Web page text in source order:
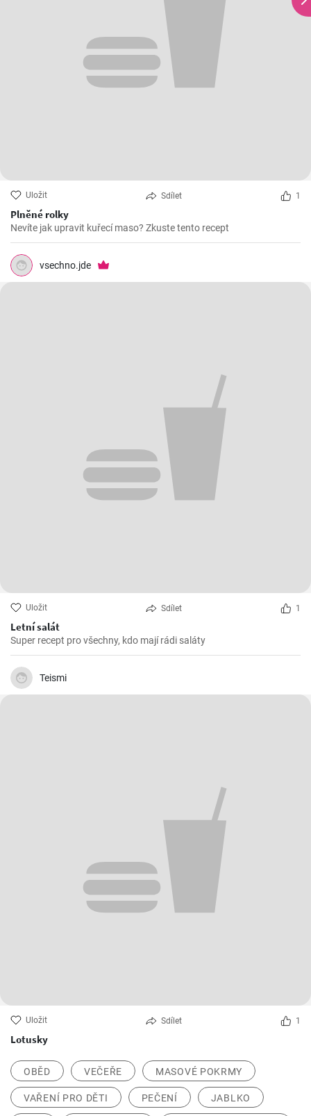
Uložit Sdílet 1
Plněné rolky
Nevíte jak upravit kuřecí maso? Zkuste tento recept
vsechno.jde
Uložit Sdílet 1
Letní salát
Super recept pro všechny, kdo mají rádi saláty
Teismi
Uložit Sdílet 1
Lotusky
OBĚD VEČEŘE MASOVÉ POKRMY
VAŘENÍ PRO DĚTI PEČENÍ JABLKO